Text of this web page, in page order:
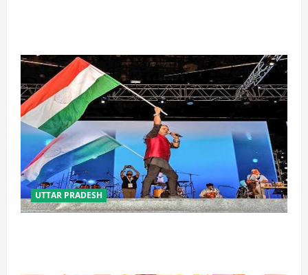
UTTAR PRADESH